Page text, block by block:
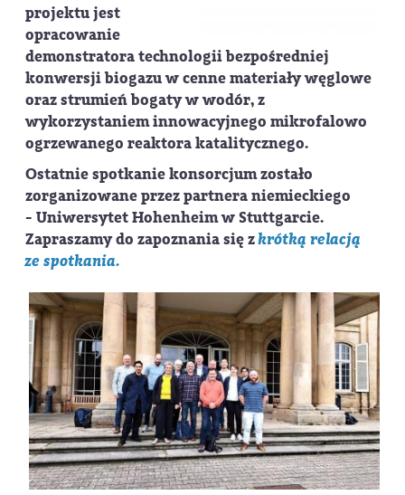
projektu jest
opracowanie
demonstratora technologii bezpośredniej
konwersji biogazu w cenne materiały węglowe
oraz strumień bogaty w wodór, z
wykorzystaniem innowacyjnego mikrofalowo
ogrzewanego reaktora katalitycznego.
Ostatnie spotkanie konsorcjum zostało
zorganizowane przez partnera niemieckiego
- Uniwersytet Hohenheimw Stuttgarcie.
Zapraszamy do zapoznania się zkrótką relacją
ze spotkania.